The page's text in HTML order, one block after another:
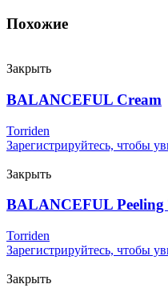
Похожие
Закрыть
BALANCEFUL Cream
Torriden
Зарегистрируйтесь, чтобы
Закрыть
BALANCEFUL Peeling
Torriden
Зарегистрируйтесь, чтобы
Закрыть